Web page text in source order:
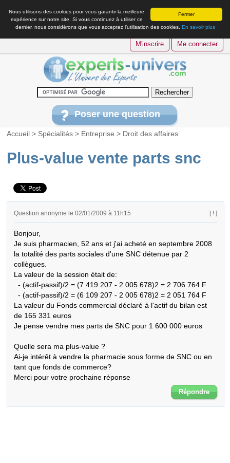
Fermer
Nous utilisons des cookies pour vous garantir la meilleure
expérience sur notre site. Si vous continuez à utiliser ce
dernier, nous considérons que vous acceptez l’utilisation des cookies. En savoir plus
M'inscrire Me connecter
Poser une question
Accueil > Spécialités > Entreprise > Droit des affaires
Plus-value vente parts snc
Question anonyme le 02/01/2009 à 11h15 [ ! ]
Bonjour,
Je suis pharmacien, 52 ans et j'ai acheté en septembre 2008
la totalité des parts sociales d'une SNC détenue par 2
collègues.
La valeur de la session était de:
  - (actif-passif)/2 = (7 419 207 - 2 005 678)2 = 2 706 764 F
  - (actif-passif)/2 = (6 109 207 - 2 005 678)2 = 2 051 764 F
La valeur du Fonds commercial déclaré à l'actif du bilan est
de 165 331 euros
Je pense vendre mes parts de SNC pour 1 600 000 euros
Quelle sera ma plus-value ?
Ai-je intérêt à vendre la pharmacie sous forme de SNC ou en
tant que fonds de commerce?
Merci pour votre prochaine réponse
Répondre